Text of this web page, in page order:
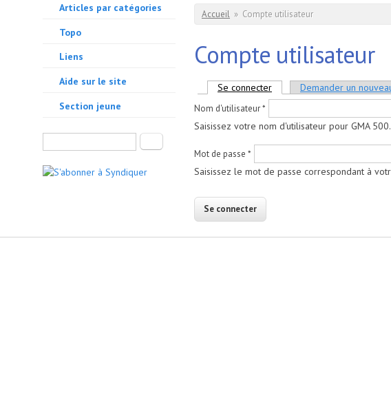
Articles par catégories
Topo
Liens
Aide sur le site
Section jeune
Formulaire de rechercheRechercher
Vous êtes ici
Accueil » Compte utilisateur
Compte utilisateur
Onglets principaux
Se connecter (onglet actif)Demander un
Nom d'utilisateur*
Saisissez votre nom d'utilisateur pour GMA 500.
Mot de passe *
Saisissez le mot de passe correspondant à